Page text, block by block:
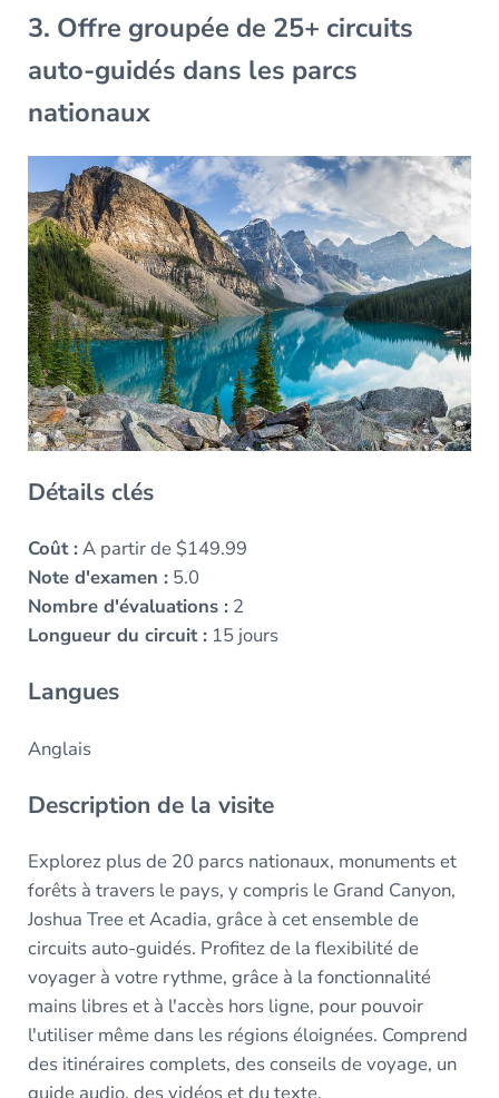
3. Offre groupée de 25+ circuits
auto-guidés dans les parcs
nationaux
Détails clés
Coût :A partir de $149.99
Note d'examen :5.0
Nombre d'évaluations :2
Longueur du circuit :15 jours
Langues
Anglais
Description de la visite
Explorez plus de 20 parcs nationaux, monuments et
forêts à travers le pays, y compris le Grand Canyon,
Joshua Tree et Acadia, grâce à cet ensemble de
circuits auto-guidés. Profitez de la flexibilité de
voyager à votre rythme, grâce à la fonctionnalité
mains libres et à l'accès hors ligne, pour pouvoir
l'utiliser même dans les régions éloignées. Comprend
des itinéraires complets, des conseils de voyage, un
guide audio, des vidéos et du texte.